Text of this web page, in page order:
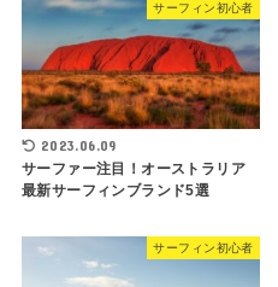
サーフィン初心者
2023.06.09
サーファー注目！オーストラリア
最新サーフィンブランド5選
サーフィン初心者